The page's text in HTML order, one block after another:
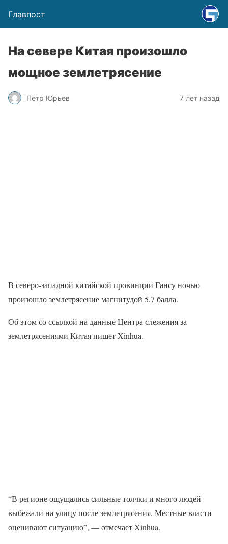
Главпост
На севере Китая произошло
мощное землетрясение
Петр Юрьев 7 лет назад
В северо-западной китайской провинции Гансу ночью
произошло землетрясение магнитудой 5,7 балла.
Об этом со ссылкой на данные Центра слежения за
землетрясениями Китая пишет Xinhua.
“В регионе ощущались сильные толчки и много людей
выбежали на улицу после землетрясения. Местные власти
оценивают ситуацию”, — отмечает Xinhua.